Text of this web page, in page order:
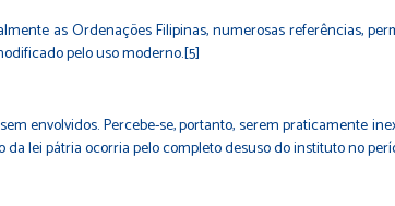
as Ordenações Filipinas, numerosas referências,
pelo uso moderno.[5]
envolvidos. Percebe-se, portanto, serem praticamente
lei pátria ocorria pelo completo desuso do instituto no